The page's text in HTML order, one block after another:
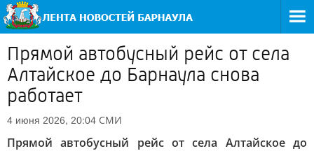
Прямой автобусный рейс от села
Алтайское до Барнаула снова
работает
4 июня 2026, 20:04 СМИ
Прямой автобусный рейс от села Алтайское до